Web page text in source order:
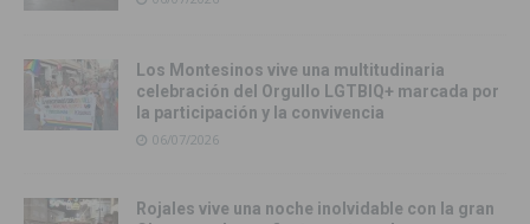
Los Montesinos vive una multitudinaria
celebración del Orgullo LGTBIQ+ marcada por
la participación y la convivencia
06/07/2026
Rojales vive una noche inolvidable con la gran